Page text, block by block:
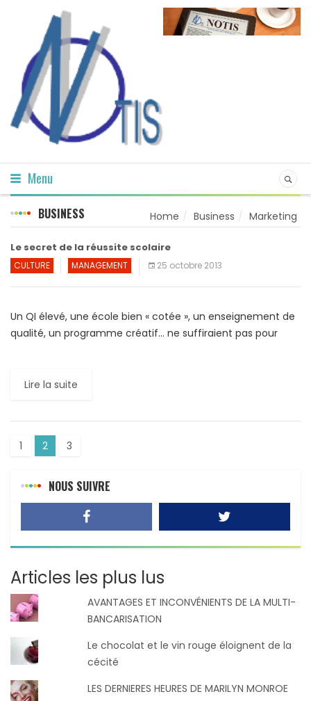
Menu
BUSINESS Home Business Marketing
Le secret de la réussite scolaire
CULTURE MANAGEMENT 25 octobre 2013
Un QI élevé, une école bien « cotée », un enseignement de
qualité, un programme créatif… ne suffiraient pas pour
Lire la suite
1 2 3
NOUS SUIVRE
Articles les plus lus
AVANTAGES ET INCONVÉNIENTS DE LA MULTI-
BANCARISATION
Le chocolat et le vin rouge éloignent de la
cécité
LES DERNIERES HEURES DE MARILYN MONROE